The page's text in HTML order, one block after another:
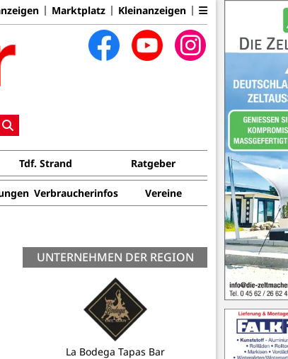
Marktplatz Kleinanzeigen
Tdf. Strand Ratgeber
Verbraucherinfos Vereine
UNTERNEHMEN DER REGION
BCG Altenkrempe